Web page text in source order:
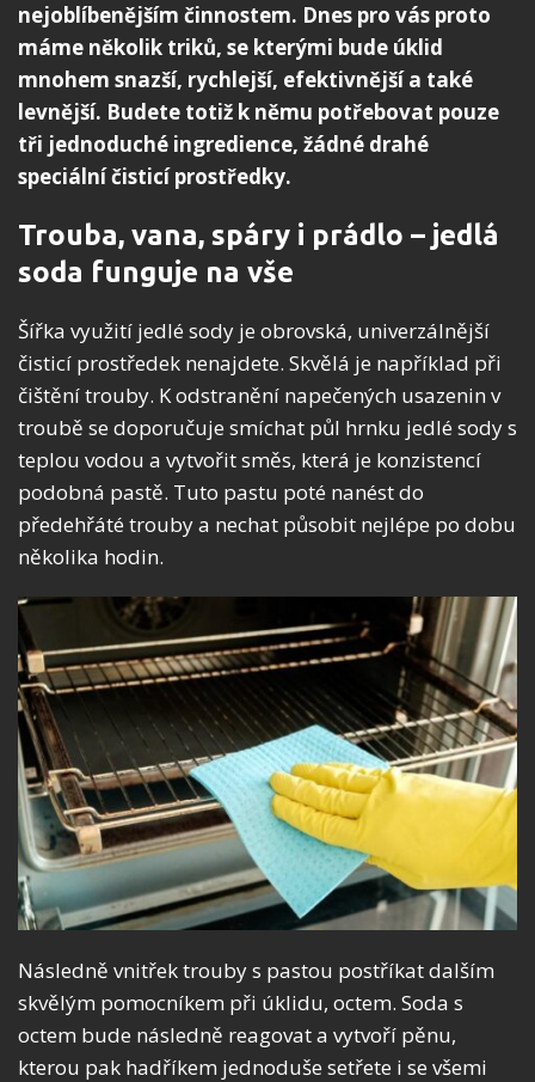
nejoblíbenějším činnostem. Dnes pro vás proto
máme několik triků, se kterými bude úklid
mnohem snazší, rychlejší, efektivnější a také
levnější. Budete totiž k němu potřebovat pouze
tři jednoduché ingredience, žádné drahé
speciální čisticí prostředky.
Trouba, vana, spáry i prádlo – jedlá
soda funguje na vše
Šířka využití jedlé sody je obrovská, univerzálnější
čisticí prostředek nenajdete. Skvělá je například při
čištění trouby. K odstranění napečených usazenin v
troubě se doporučuje smíchat půl hrnku jedlé sody s
teplou vodou a vytvořit směs, která je konzistencí
podobná pastě. Tuto pastu poté nanést do
předehřáté trouby a nechat působit nejlépe po dobu
několika hodin.
Následně vnitřek trouby s pastou postříkat dalším
skvělým pomocníkem při úklidu, octem. Soda s
octem bude následně reagovat a vytvoří pěnu,
kterou pak hadříkem jednoduše setřete i se všemi